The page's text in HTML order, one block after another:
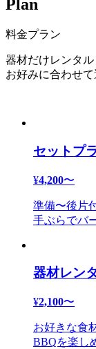
Plan
料金プラン
器材だけレンタル
お好みに合わせて
セットプ
¥4,200〜
準備〜後片
手ぶらでバ
器材レン
¥2,100〜
お好きな食
BBQを楽し